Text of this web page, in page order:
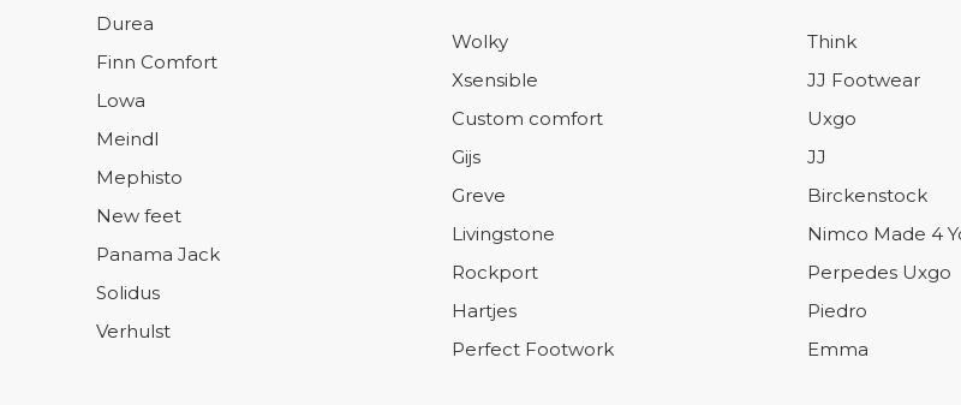
Durea
Finn Comfort
Lowa
Meindl
Mephisto
New feet
Panama Jack
Solidus
Verhulst
Wolky
Xsensible
Custom comfort
Gijs
Greve
Livingstone
Rockport
Hartjes
Perfect Footwork
Think
JJ Footwear
Uxgo
JJ
Birckenstock
Nimco Made 4
Perpedes Uxgo
Piedro
Emma